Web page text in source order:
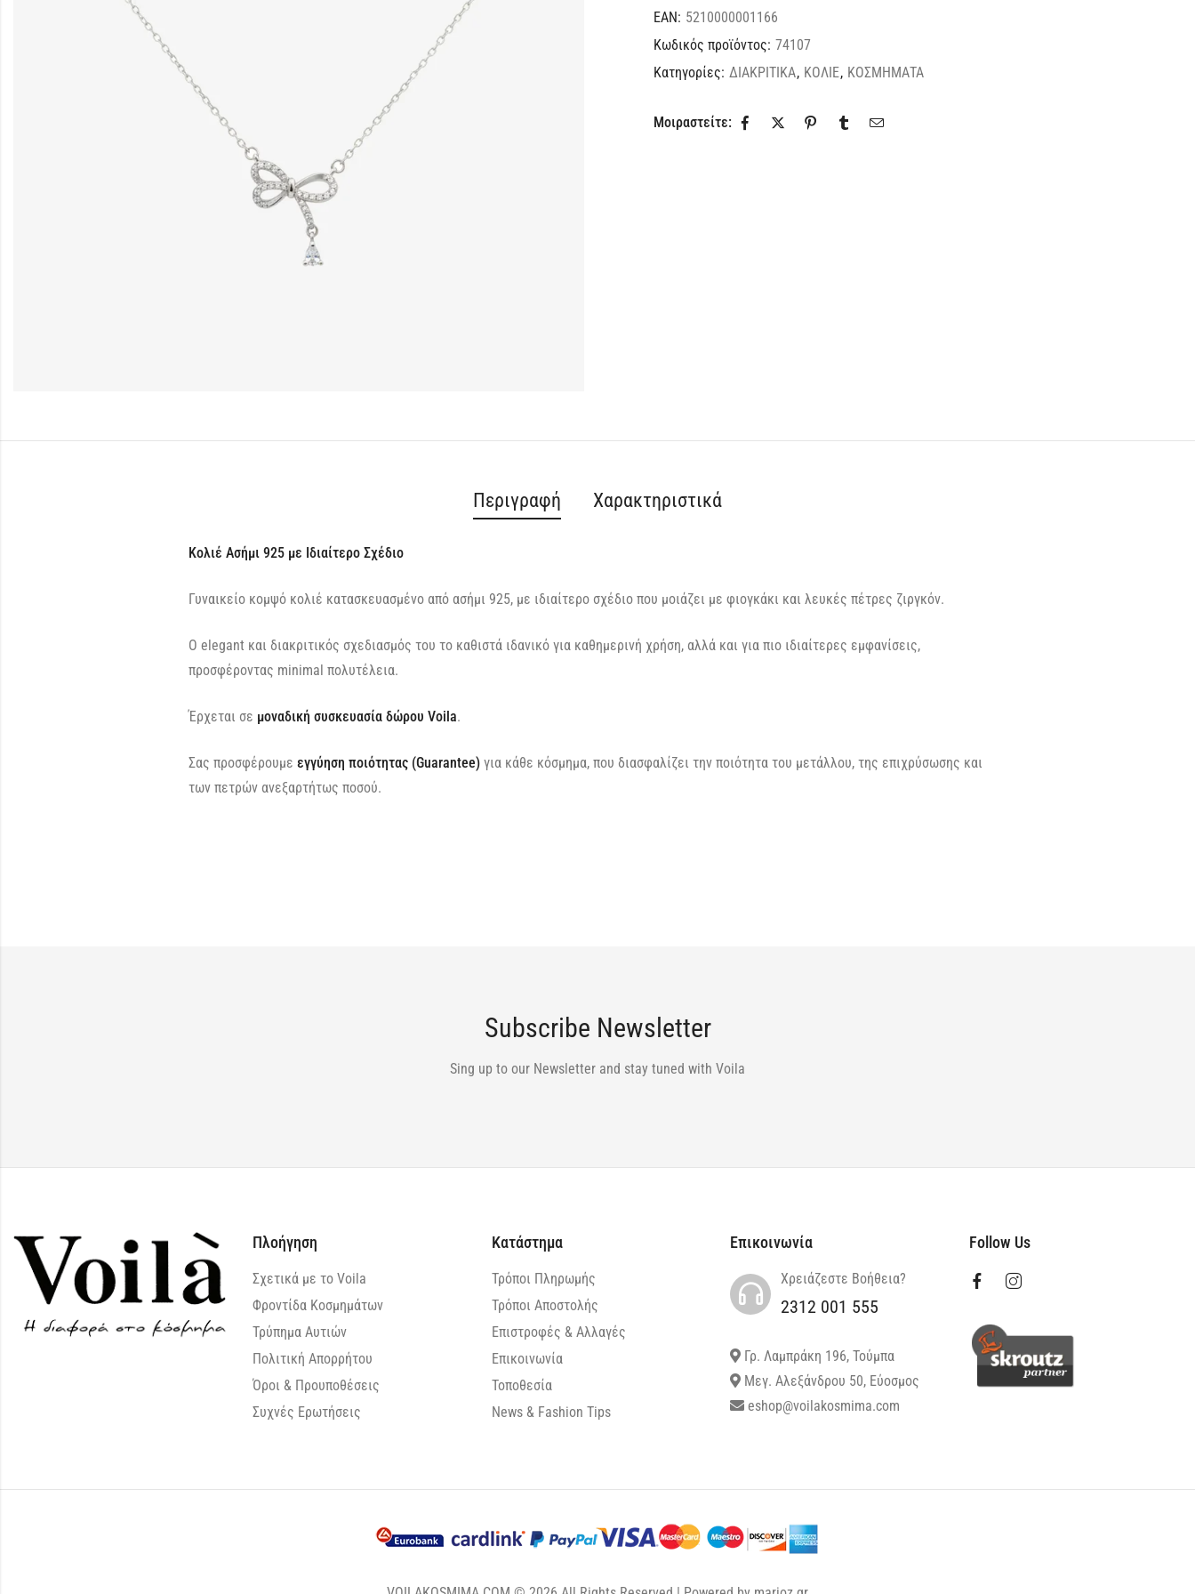
EAN: 5210000001166
Κωδικός προϊόντος: 74107
Κατηγορίες: ΔΙΑΚΡΙΤΙΚΑ, ΚΟΛΙΕ, ΚΟΣΜΗΜΑΤΑ
Μοιραστείτε:
Περιγραφή Χαρακτηριστικά
Κολιέ Ασήμι 925 με Ιδιαίτερο Σχέδιο
Γυναικείο κομψό κολιέ κατασκευασμένο από ασήμι 925, με ιδιαίτερο σχέδιο που μοιάζει με φιογκάκι και λευκές πέτρες ζιργκόν.
Ο elegant και διακριτικός σχεδιασμός του το καθιστά ιδανικό για καθημερινή χρήση, αλλά και για πιο ιδιαίτερες εμφανίσεις,
προσφέροντας minimal πολυτέλεια.
Έρχεται σε μοναδική συσκευασία δώρου Voila.
Σας προσφέρουμεεγγύηση ποιότητας (Guarantee) για κάθε κόσμημα, που διασφαλίζει την ποιότητα του μετάλλου, της επιχρύσωσης και
των πετρών ανεξαρτήτως ποσού.
Subscribe Newsletter
Sing up to our Newsletter and stay tuned with Voila
Πλοήγηση
Σχετικά με το Voila
Φροντίδα Κοσμημάτων
Τρύπημα Αυτιών
Πολιτική Απορρήτου
Όροι & Προυποθέσεις
Συχνές Ερωτήσεις
Κατάστημα
Τρόποι Πληρωμής
Τρόποι Αποστολής
Επιστροφές & Αλλαγές
Επικοινωνία
Τοποθεσία
News & Fashion Tips
Επικοινωνία
Χρειάζεστε Βοήθεια?
2312 001 555
Γρ. Λαμπράκη 196, Τούμπα
Μεγ. Αλεξάνδρου 50, Εύοσμος
eshop@voilakosmima.com
Follow Us